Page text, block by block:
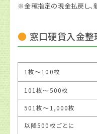
※金種指定の現金払戻し、
窓口硬貨入金
1枚～100枚
101枚～500枚
501枚～1,000枚
以降500枚ごとに